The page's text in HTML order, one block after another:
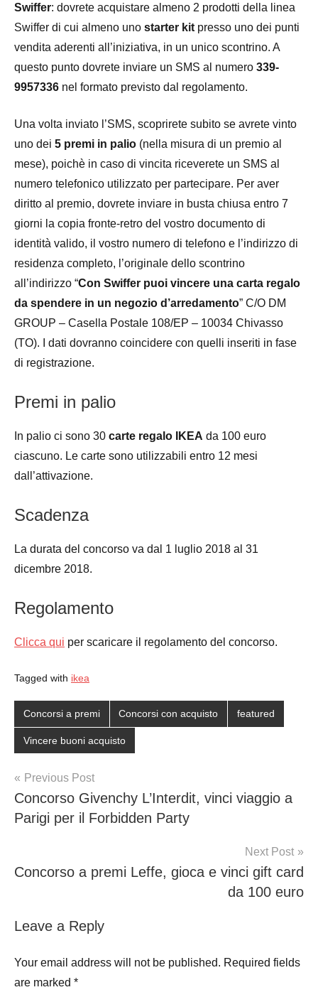
Swiffer: dovrete acquistare almeno 2 prodotti della linea
Swiffer di cui almeno uno starter kit presso uno dei punti
vendita aderenti all’iniziativa, in un unico scontrino. A
questo punto dovrete inviare un SMS al numero 339-
9957336 nel formato previsto dal regolamento.
Una volta inviato l’SMS, scoprirete subito se avrete vinto
uno dei 5 premi in palio (nella misura di un premio al
mese), poichè in caso di vincita riceverete un SMS al
numero telefonico utilizzato per partecipare. Per aver
diritto al premio, dovrete inviare in busta chiusa entro 7
giorni la copia fronte-retro del vostro documento di
identità valido, il vostro numero di telefono e l’indirizzo di
residenza completo, l’originale dello scontrino
all’indirizzo “Con Swiffer puoi vincere una carta regalo
da spendere in un negozio d’arredamento” C/O DM
GROUP – Casella Postale 108/EP – 10034 Chivasso
(TO). I dati dovranno coincidere con quelli inseriti in fase
di registrazione.
Premi in palio
In palio ci sono 30 carte regalo IKEA da 100 euro
ciascuno. Le carte sono utilizzabili entro 12 mesi
dall’attivazione.
Scadenza
La durata del concorso va dal 1 luglio 2018 al 31
dicembre 2018.
Regolamento
Clicca qui per scaricare il regolamento del concorso.
Tagged with ikea
Concorsi a premi Concorsi con acquisto featured
Vincere buoni acquisto
Post
navigation
Previous Post
Concorso Givenchy L’Interdit, vinci viaggio a
Parigi per il Forbidden Party
Next Post
Concorso a premi Leffe, gioca e vinci gift card
da 100 euro
Leave a Reply
Your email address will not be published. Required fields
are marked *